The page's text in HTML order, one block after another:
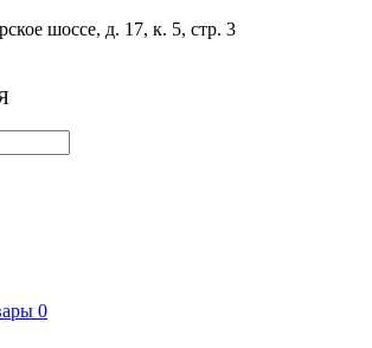
шоссе, д. 17, к. 5, стр. 3
0